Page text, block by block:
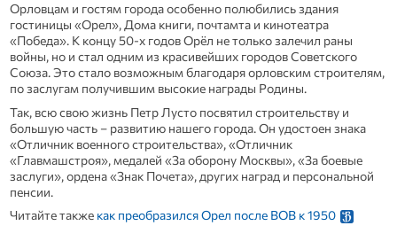
Орловцам и гостям города особенно полюбились здания
гостиницы «Орел», Дома книги, почтамта и кинотеатра
«Победа». К концу 50-х годов Орёл не только залечил раны
войны, но и стал одним из красивейших городов Советского
Союза. Это стало возможным благодаря орловским строителям,
по заслугам получившим высокие награды Родины.
Так, всю свою жизнь Петр Лусто посвятил строительству и
большую часть – развитию нашего города. Он удостоен знака
«Отличник военного строительства», «Отличник
«Главмашстроя», медалей «За оборону Москвы», «За боевые
заслуги», ордена «Знак Почета», других наград и персональной
пенсии.
Читайте также как преобразился Орел после ВОВ к 1950